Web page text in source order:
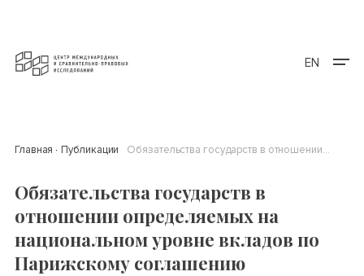
EN
Главная Публикации Обязательства государств в отношении определяемых на национальном уровне вкладов по Парижскому соглашению
Обязательства государств в
отношении определяемых на
национальном уровне вкладов по
Парижскому соглашению